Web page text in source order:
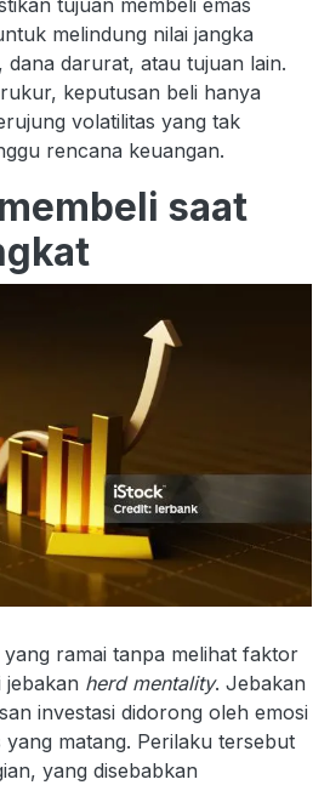
tujuan membeli emas
melindung nilai jangka
dana darurat, atau tujuan lain.
keputusan beli hanya
volatilitas yang tak
rencana keuangan.
saat
ramai tanpa melihat faktor
jebakan herd mentality. Jebakan
investasi didorong oleh emosi
yang matang. Perilaku tersebut
yang disebabkan